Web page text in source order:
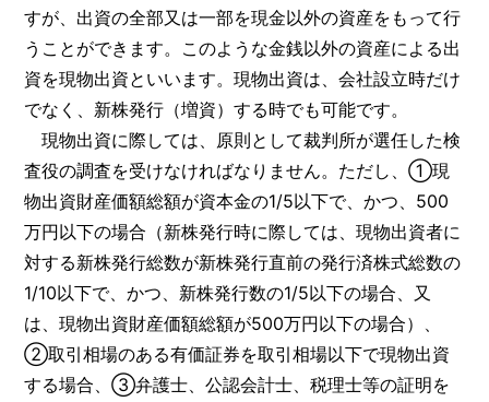
すが、出資の全部又は一部を現金以外の資産をもって行
うことができます。このような金銭以外の資産による出
資を現物出資といいます。現物出資は、会社設立時だけ
でなく、新株発行（増資）する時でも可能です。
現物出資に際しては、原則として裁判所が選任した検
査役の調査を受けなければなりません。ただし、①現
物出資財産価額総額が資本金の1/5以下で、かつ、500
万円以下の場合（新株発行時に際しては、現物出資者に
対する新株発行総数が新株発行直前の発行済株式総数の
1/10以下で、かつ、新株発行数の1/5以下の場合、又
は、現物出資財産価額総額が500万円以下の場合）、
②取引相場のある有価証券を取引相場以下で現物出資
する場合、③弁護士、公認会計士、税理士等の証明を